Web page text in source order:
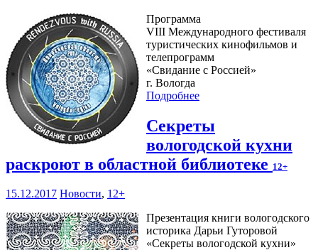
Программа
VIII Международного фестиваля
туристических кинофильмов и
телепрограмм
«Свидание с Россией»
г. Вологда
Подробнее
Секреты
вологодской кухни
раскроют в областной библиотеке 12+
15.12.2017 Новости, 12+
Презентация книги вологодского
историка Дарьи Гуторовой
«Секреты вологодской кухни»